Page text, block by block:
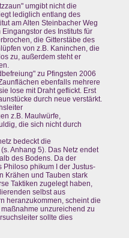
umgibt nicht die
lediglich entlang des
am Alten Steinbacher Weg
des Instituts für
die Gitterstäbe des
von z.B. Kaninchen, die
zu, außerdem steht er
zu Pfingsten 2006
ebenfalls mehrere
lose mit Draht geflickt. Erst
durch neue verstärkt.
z.B. Maulwürfe,
die sich nicht durch
bedeckt die
Anhang 5). Das Netz endet
des Bodens. Da der
Philoso phikum I der Justus-
Krähen und Tauben stark
Taktiken zugelegt haben,
selbst aus
heranzukommen, scheint die
unzureichend zu
sollte dies